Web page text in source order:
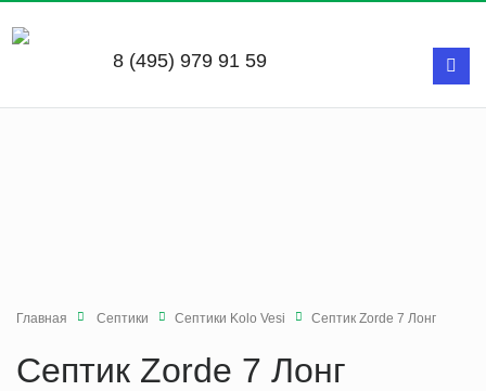
8 (495) 979 91 59
Главная Септики Септики Kolo Vesi Септик Zorde 7 Лонг
Септик Zorde 7 Лонг